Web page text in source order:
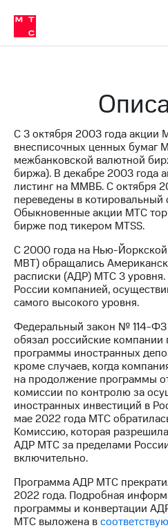
Медиа-центр
и акционерам
Устойчивое развитие
Комплаенс и деловая этика
компании
История
компании
Руководство
региона
Правовая
информация
Контакты
Медиа-центр
Пресс-
релизы
МТС
о технологиях
Достижения
Интервью
Финансовая
отчетность
Контакты
Новости
в
регионе
релизы
МТС
о технологиях
С 3 октября 2003 года акции
внесписочных ценных бумаг
межбанковской валютной
биржа). В декабре 2003 года
листинг на ММВБ. С октября
переведены в котировальный
Обыкновенные акции МТС
бирже под тикером MTSS.
С 2000 года на Нью-
MBT) обращались
расписки (АДР) МТС 3
России компанией,
самого высокого уровня.
Федеральный закон № 114-ФЗ
обязал российские компании
программы иностранных
кроме случаев, когда
на продолжение программы
комиссии по контролю за
иностранных инвестиций в
мае 2022 года МТС
Комиссию, которая
АДР МТС за пределами
включительно.
Программа АДР МТС
2022 года. Подробная
программы и конвертации
МТС выложена в